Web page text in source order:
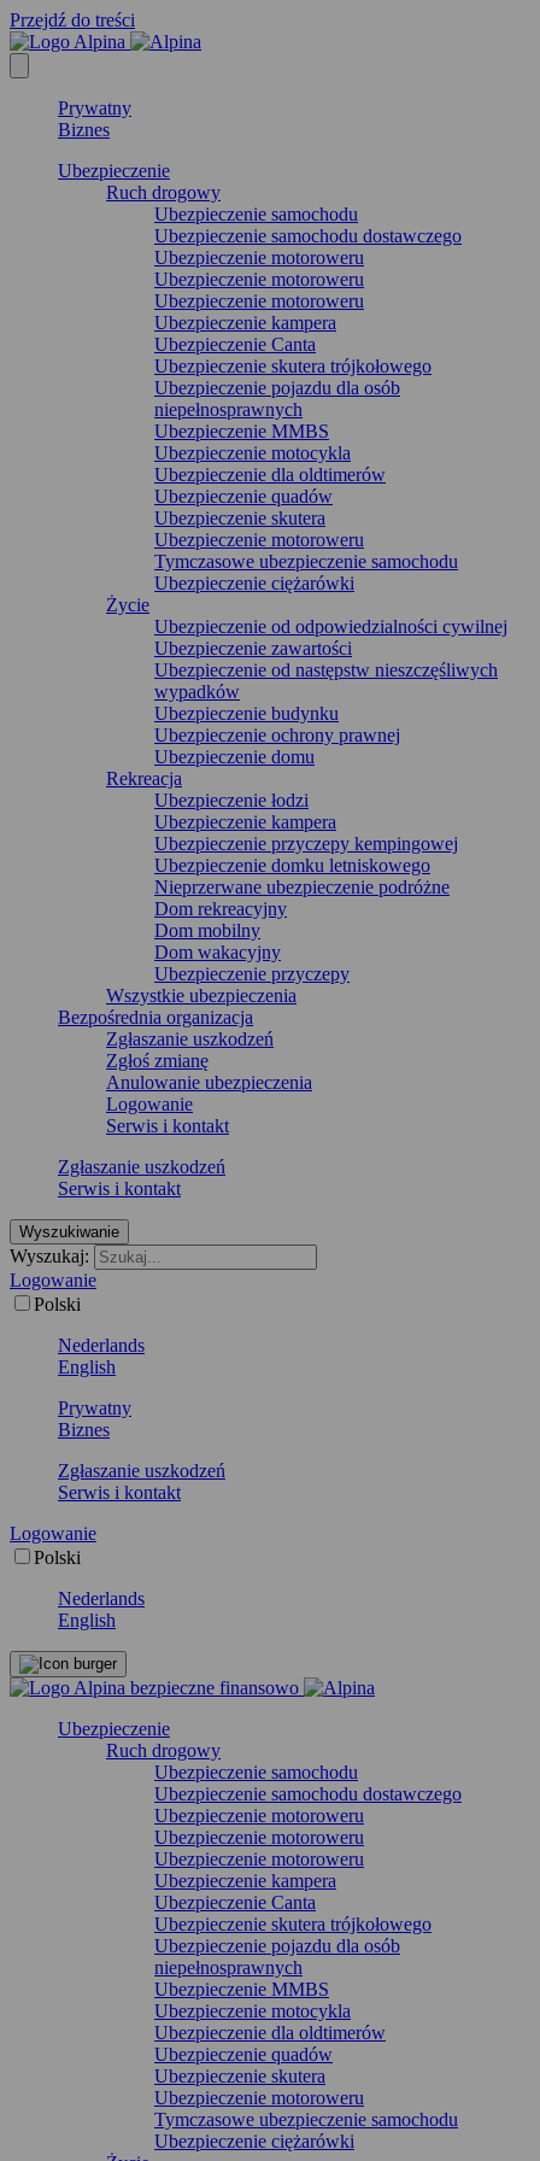
Przejdź do treści
Prywatny
Biznes
Ubezpieczenie
Ruch drogowy
Ubezpieczenie samochodu
Ubezpieczenie samochodu dostawczego
Ubezpieczenie motoroweru
Ubezpieczenie motoroweru
Ubezpieczenie motoroweru
Ubezpieczenie kampera
Ubezpieczenie Canta
Ubezpieczenie skutera trójkołowego
Ubezpieczenie pojazdu dla osób
niepełnosprawnych
Ubezpieczenie MMBS
Ubezpieczenie motocykla
Ubezpieczenie dla oldtimerów
Ubezpieczenie quadów
Ubezpieczenie skutera
Ubezpieczenie motoroweru
Tymczasowe ubezpieczenie samochodu
Ubezpieczenie ciężarówki
Życie
Ubezpieczenie od odpowiedzialności cywilnej
Ubezpieczenie zawartości
Ubezpieczenie od następstw nieszczęśliwych
wypadków
Ubezpieczenie budynku
Ubezpieczenie ochrony prawnej
Ubezpieczenie domu
Rekreacja
Ubezpieczenie łodzi
Ubezpieczenie kampera
Ubezpieczenie przyczepy kempingowej
Ubezpieczenie domku letniskowego
Nieprzerwane ubezpieczenie podróżne
Dom rekreacyjny
Dom mobilny
Dom wakacyjny
Ubezpieczenie przyczepy
Wszystkie ubezpieczenia
Bezpośrednia organizacja
Zgłaszanie uszkodzeń
Zgłoś zmianę
Anulowanie ubezpieczenia
Logowanie
Serwis i kontakt
Zgłaszanie uszkodzeń
Serwis i kontakt
Wyszukiwanie
Wyszukaj:
Logowanie
Polski
Nederlands
English
Prywatny
Biznes
Zgłaszanie uszkodzeń
Serwis i kontakt
Logowanie
Polski
Nederlands
English
Ubezpieczenie
Ruch drogowy
Ubezpieczenie samochodu
Ubezpieczenie samochodu dostawczego
Ubezpieczenie motoroweru
Ubezpieczenie motoroweru
Ubezpieczenie motoroweru
Ubezpieczenie kampera
Ubezpieczenie Canta
Ubezpieczenie skutera trójkołowego
Ubezpieczenie pojazdu dla osób
niepełnosprawnych
Ubezpieczenie MMBS
Ubezpieczenie motocykla
Ubezpieczenie dla oldtimerów
Ubezpieczenie quadów
Ubezpieczenie skutera
Ubezpieczenie motoroweru
Tymczasowe ubezpieczenie samochodu
Ubezpieczenie ciężarówki